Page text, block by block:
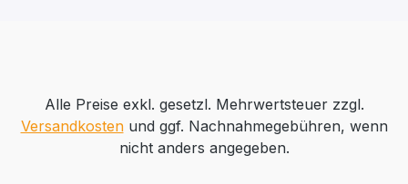
Alle Preise exkl. gesetzl. Mehrwertsteuer zzgl.
Versandkostenund ggf. Nachnahmegebühren, wenn
nicht anders angegeben.